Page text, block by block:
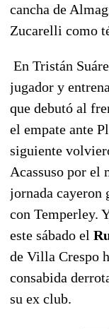
cancha de
Zucarelli como
En Tristán
jugador y
que debutó al
el empate ante
siguiente
Acassuso por el
jornada cayeron
con Temperley.
este sábado el
de Villa Crespo
consabida
su ex club.